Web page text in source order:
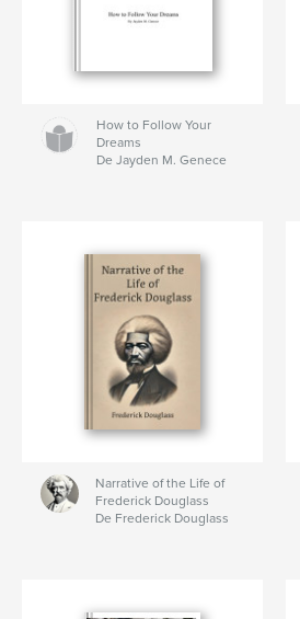
How to Follow Your
Dreams
De Jayden M. Genece
Narrative of the Life of
Frederick Douglass
De Frederick Douglass